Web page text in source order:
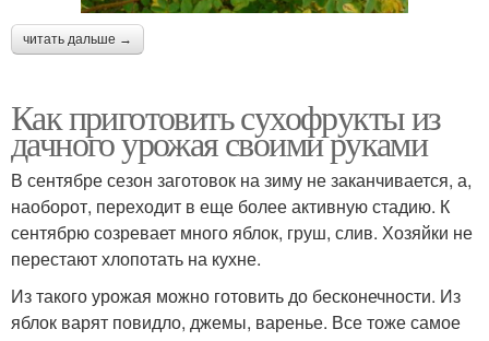
читать дальше →
Как приготовить сухофрукты из
дачного урожая своими руками
В сентябре сезон заготовок на зиму не заканчивается, а,
наоборот, переходит в еще более активную стадию. К
сентябрю созревает много яблок, груш, слив. Хозяйки не
перестают хлопотать на кухне.
Из такого урожая можно готовить до бесконечности. Из
яблок варят повидло, джемы, варенье. Все тоже самое